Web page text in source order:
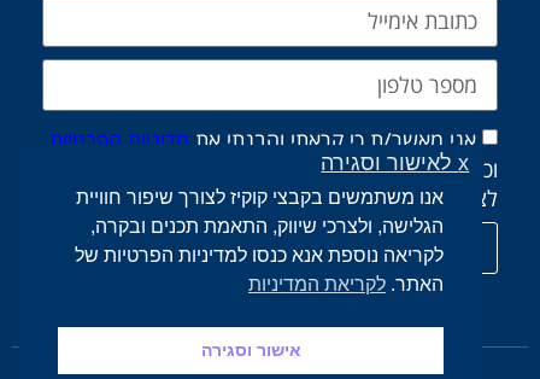
אני מאשר/ת כי קראתי והבנתי את מדיניות הפרטיות
וכי אני מסכים/ה לשמירת ועיבוד הפרטים שמסרתי
לצורך טיפול בפנייה שלי, בהתאם למדיניות.
שליחת הודעה
אנו משתמשים בקבצי קוקיז לצורך שיפור חוויית
הגלישה, ולצרכי שיווק, התאמת תכנים ובקרה,
לקריאה נוספת אנא כנסו למדיניות הפרטיות של
האתר. לקריאת המדיניות
אישור וסגירה
x לאישור וסגירה